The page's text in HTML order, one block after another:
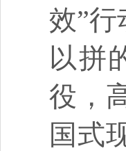
效”行
以拼
役，
国式